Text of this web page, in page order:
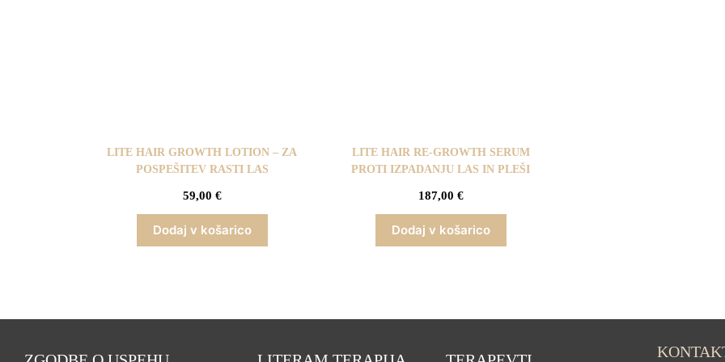
LITE HAIR GROWTH LOTION – ZA
POSPEŠITEV RASTI LAS
59,00 €
Dodaj v košarico
LITE HAIR RE-GROWTH SERUM
PROTI IZPADANJU LAS IN PLEŠI
187,00 €
Dodaj v košarico